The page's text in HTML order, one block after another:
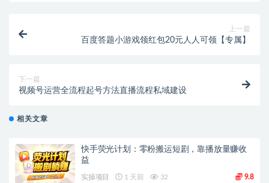
上一篇
百度答题小游戏领红包20元人人可领【专属】
下一篇
视频号运营全流程起号方法直播流程私域建设
相关文章
快手荧光计划：零粉搬运短剧，靠播放量赚收
益
实操项目 1 天前 32 9.8